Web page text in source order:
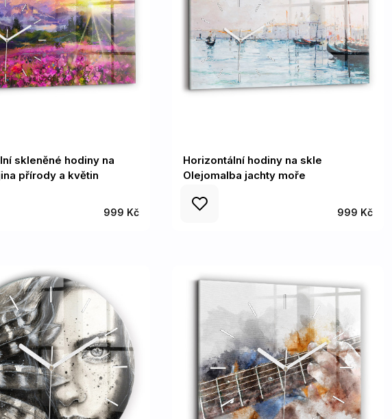
skleněné hodiny na
přírody a květin
999 Kč
Horizontální hodiny na skle
Olejomalba jachty moře
999 Kč